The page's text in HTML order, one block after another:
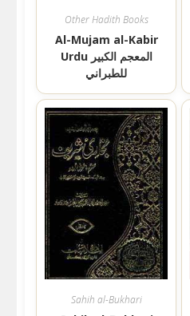
Other Hadith Books
Al-Mujam al-Kabir
Urdu المعجم الكبير
للطبراني
Sahih al-Bukhari